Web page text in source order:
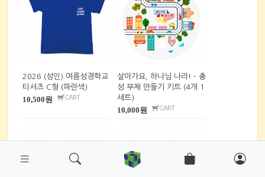
2026 (성인) 여름성경학교
티셔츠 C형 (파란색)
10,500원
살아가요, 하나님 나라! - 충
성 부채 만들기 키트 (4개 1
세트)
10,000원